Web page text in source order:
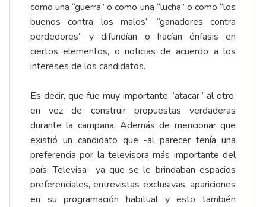
como una “guerra” o como una “lucha” o como “los
buenos contra los malos” “ganadores contra
perdedores” y difundían o hacían énfasis en
ciertos elementos, o noticias de acuerdo a los
intereses de los candidatos.
Es decir, que fue muy importante “atacar” al otro,
en vez de construir propuestas verdaderas
durante la campaña. Además de mencionar que
existió un candidato que -al parecer tenía una
preferencia por la televisora más importante del
país: Televisa- ya que se le brindaban espacios
preferenciales, entrevistas exclusivas, apariciones
en su programación habitual y esto también